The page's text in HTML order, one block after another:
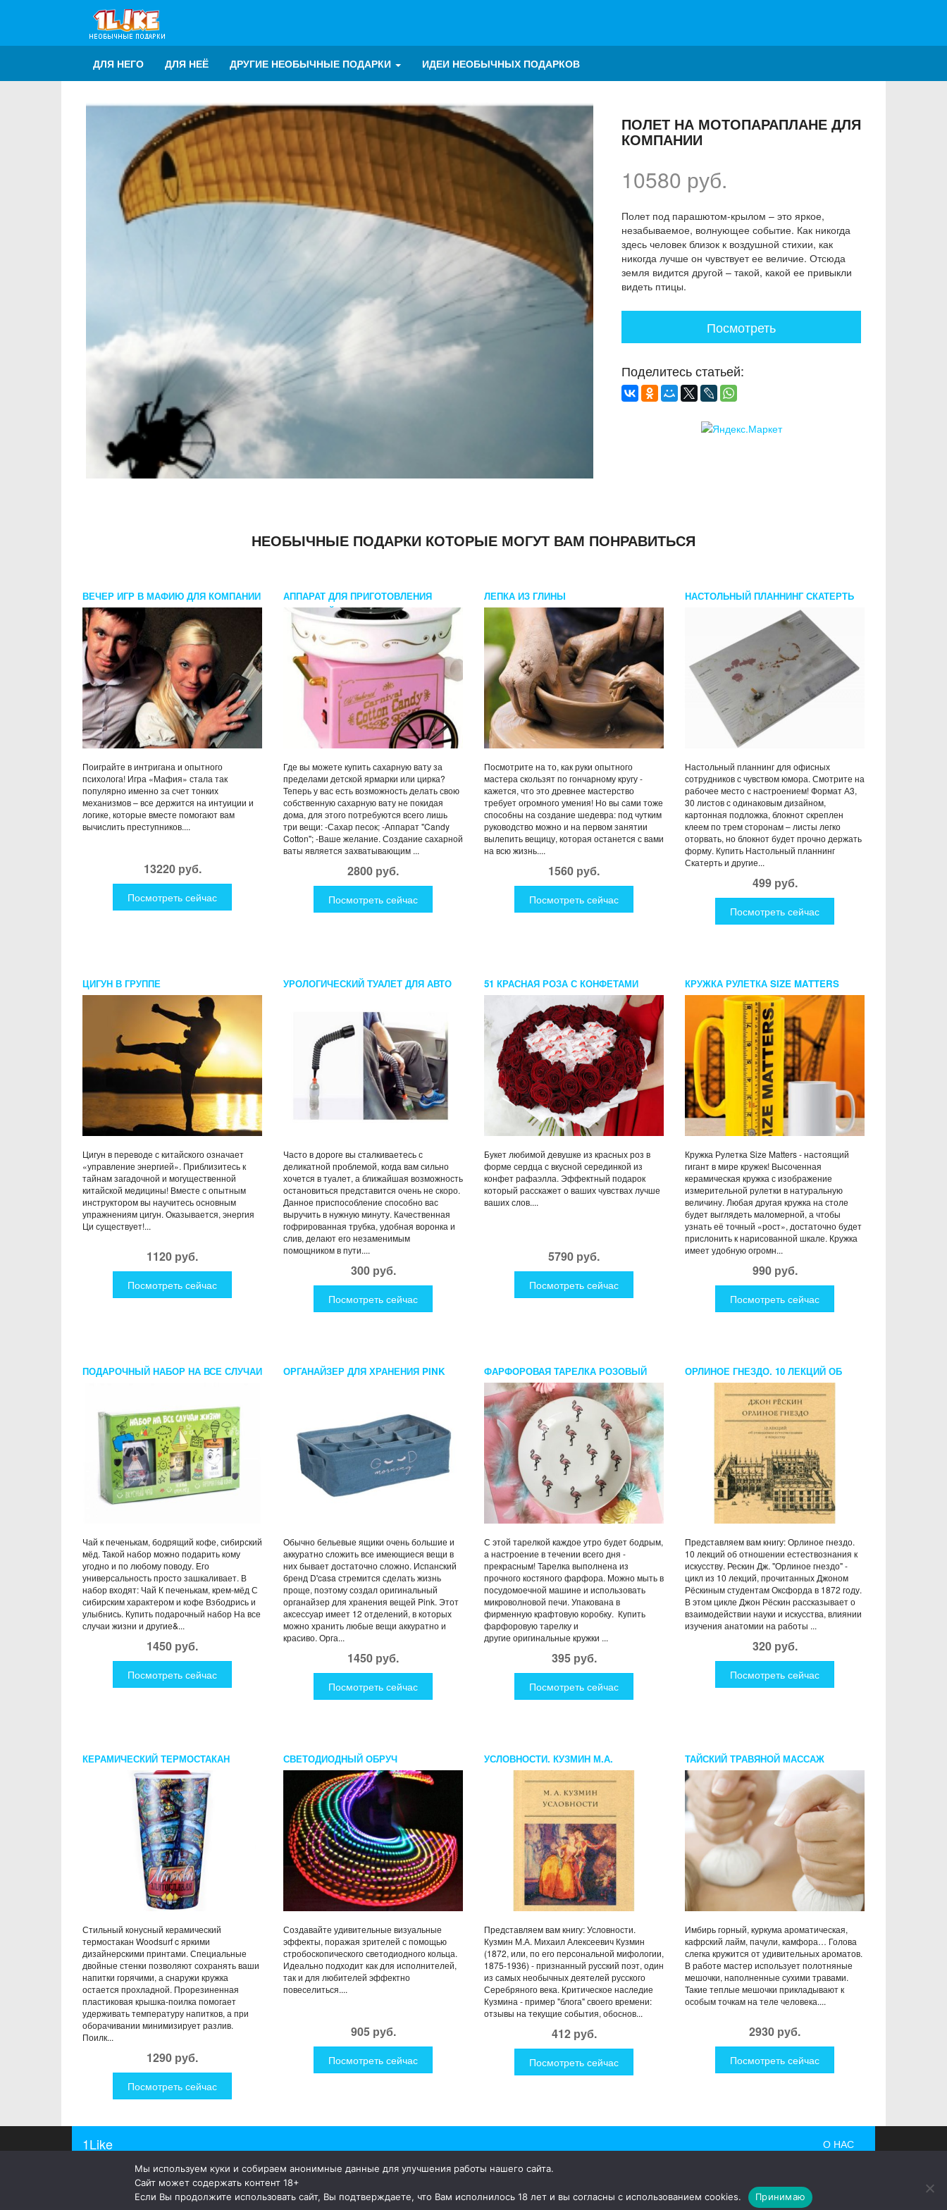
ДЛЯ НЕГО ДЛЯ НЕЁ ДРУГИЕ НЕОБЫЧНЫЕ ПОДАРКИ ИДЕИ НЕОБЫЧНЫХ ПОДАРКОВ
ПОЛЕТ НА МОТОПАРАПЛАНЕ ДЛЯ
КОМПАНИИ
10580 руб.
Полет под парашютом-крылом – это яркое,
незабываемое, волнующее событие. Как никогда
здесь человек близок к воздушной стихии, как
никогда лучше он чувствует ее величие. Отсюда
земля видится другой – такой, какой ее привыкли
видеть птицы.
Посмотреть
Поделитесь статьей:
НЕОБЫЧНЫЕ ПОДАРКИ КОТОРЫЕ МОГУТ ВАМ ПОНРАВИТЬСЯ
ВЕЧЕР ИГР В МАФИЮ ДЛЯ КОМПАНИИ
Поиграйте в интригана и опытного
психолога! Игра «Мафия» стала так
популярно именно за счет тонких
механизмов – все держится на интуиции и
логике, которые вместе помогают вам
вычислить преступников....
13220 руб.
Посмотреть сейчас
АППАРАТ ДЛЯ ПРИГОТОВЛЕНИЯ
САХАРНОЙ ВАТЫ
Где вы можете купить сахарную вату за
пределами детской ярмарки или цирка?
Теперь у вас есть возможность делать свою
собственную сахарную вату не покидая
дома, для этого потребуются всего лишь
три вещи: -Сахар песок; -Аппарат "Candy
Cotton"; -Ваше желание. Создание сахарной
ваты является захватывающим ...
2800 руб.
Посмотреть сейчас
ЛЕПКА ИЗ ГЛИНЫ
Посмотрите на то, как руки опытного
мастера скользят по гончарному кругу -
кажется, что это древнее мастерство
требует огромного умения! Но вы сами тоже
способны на создание шедевра: под чутким
руководство можно и на первом занятии
вылепить вещицу, которая останется с вами
на всю жизнь....
1560 руб.
Посмотреть сейчас
НАСТОЛЬНЫЙ ПЛАННИНГ СКАТЕРТЬ
Настольный планнинг для офисных
сотрудников с чувством юмора. Смотрите на
рабочее место с настроением! Формат А3,
30 листов с одинаковым дизайном,
картонная подложка, блокнот скреплен
клеем по трем сторонам – листы легко
оторвать, но блокнот будет прочно держать
форму. Купить Настольный планнинг
Скатерть и другие...
499 руб.
Посмотреть сейчас
ЦИГУН В ГРУППЕ
Цигун в переводе с китайского означает
«управление энергией». Приблизитесь к
тайнам загадочной и могущественной
китайской медицины! Вместе с опытным
инструктором вы научитесь основным
упражнениям цигун. Оказывается, энергия
Ци существует!...
1120 руб.
Посмотреть сейчас
УРОЛОГИЧЕСКИЙ ТУАЛЕТ ДЛЯ АВТО
Часто в дороге вы сталкиваетесь с
деликатной проблемой, когда вам сильно
хочется в туалет, а ближайшая возможность
остановиться представится очень не скоро.
Данное приспособление способно вас
выручить в нужную минуту. Качественная
гофрированная трубка, удобная воронка и
слив, делают его незаменимым
помощником в пути....
300 руб.
Посмотреть сейчас
51 КРАСНАЯ РОЗА С КОНФЕТАМИ
РАФФАЭЛЛО
Букет любимой девушке из красных роз в
форме сердца с вкусной серединкой из
конфет рафаэлла. Эффектный подарок
который расскажет о ваших чувствах лучше
ваших слов....
5790 руб.
Посмотреть сейчас
КРУЖКА РУЛЕТКА SIZE MATTERS
Кружка Рулетка Size Matters - настоящий
гигант в мире кружек! Высоченная
керамическая кружка с изображение
измерительной рулетки в натуральную
величину. Любая другая кружка на столе
будет выглядеть маломерной, а чтобы
узнать её точный «рост», достаточно будет
прислонить к нарисованной шкале. Кружка
имеет удобную огромн...
990 руб.
Посмотреть сейчас
ПОДАРОЧНЫЙ НАБОР НА ВСЕ СЛУЧАИ
Чай к печенькам, бодрящий кофе, сибирский
мёд. Такой набор можно подарить кому
угодно и по любому поводу. Его
универсальность просто зашкаливает. В
набор входят: Чай К печенькам, крем-мёд С
сибирским характером и кофе Взбодрись и
улыбнись. Купить подарочный набор На все
случаи жизни и другие&...
1450 руб.
Посмотреть сейчас
ОРГАНАЙЗЕР ДЛЯ ХРАНЕНИЯ PINK
Обычно бельевые ящики очень большие и
аккуратно сложить все имеющиеся вещи в
них бывает достаточно сложно. Испанский
бренд D'casa стремится сделать жизнь
проще, поэтому создал оригинальный
органайзер для хранения вещей Pink. Этот
аксессуар имеет 12 отделений, в которых
можно хранить любые вещи аккуратно и
красиво. Орга...
1450 руб.
Посмотреть сейчас
ФАРФОРОВАЯ ТАРЕЛКА РОЗОВЫЙ
ФЛАМИНГО
С этой тарелкой каждое утро будет бодрым,
а настроение в течении всего дня -
прекрасным! Тарелка выполнена из
прочного костяного фарфора. Можно мыть в
посудомоечной машине и использовать
микроволновой печи. Упакована в
фирменную крафтовую коробку. Купить
фарфоровую тарелку и
другие оригинальные кружки ...
395 руб.
Посмотреть сейчас
ОРЛИНОЕ ГНЕЗДО. 10 ЛЕКЦИЙ ОБ
ОТНОШЕНИИ ЕСТЕСТВОЗНАНИЯ К
ИСКУССТВУ. РЕСКИН ДЖ.
Представляем вам книгу: Орлиное гнездо.
10 лекций об отношении естествознания к
искусству. Рескин Дж. "Орлиное гнездо" -
цикл из 10 лекций, прочитанных Джоном
Рёскиным студентам Оксфорда в 1872 году.
В этом цикле Джон Рёскин рассказывает о
взаимодействии науки и искусства, влиянии
изучения анатомии на работы ...
320 руб.
Посмотреть сейчас
КЕРАМИЧЕСКИЙ ТЕРМОСТАКАН
FACES&PLACES КАРТА МОСКВЫ
Стильный конусный керамический
термостакан Woodsurf c яркими
дизайнерскими принтами. Специальные
двойные стенки позволяют сохранять ваши
напитки горячими, а снаружи кружка
остается прохладной. Прорезиненная
пластиковая крышка-поилка помогает
удерживать температуру напитков, а при
оборачивании минимизирует разлив.
Поилк...
1290 руб.
Посмотреть сейчас
СВЕТОДИОДНЫЙ ОБРУЧ
СТРОБОСКОП
Создавайте удивительные визуальные
эффекты, поражая зрителей с помощью
стробоскопического светодиодного кольца.
Идеально подходит как для исполнителей,
так и для любителей эффектно
повеселиться....
905 руб.
Посмотреть сейчас
УСЛОВНОСТИ. КУЗМИН М.А.
Представляем вам книгу: Условности.
Кузмин М.А. Михаил Алексеевич Кузмин
(1872, или, по его персональной мифологии,
1875-1936) - признанный русский поэт, один
из самых необычных деятелей русского
Серебряного века. Критическое наследие
Кузмина - пример "блога" своего времени:
отзывы на текущие события, обоснов...
412 руб.
Посмотреть сейчас
ТАЙСКИЙ ТРАВЯНОЙ МАССАЖ
Имбирь горный, куркума ароматическая,
кафрский лайм, пачули, камфора… Голова
слегка кружится от удивительных ароматов.
В работе мастер использует полотняные
мешочки, наполненные сухими травами.
Такие теплые мешочки прикладывают к
особым точкам на теле человека....
2930 руб.
Посмотреть сейчас
1Like О НАС
1Like– это необычные и прикольные подарки для дома и улицы, интересная посуда, уникальные и необычные гаджеты, причудливые дизайнерские разработки,
а так же просто оригинальные безделушки.
Мы используем куки и собираем анонимные данные для улучшения работы нашего сайта.
Сайт может содержать контент 18+
Если Вы продолжите использовать сайт, Вы подтверждаете, что Вам исполнилось 18 лет и вы согласны с использованием cookies.
Принимаю